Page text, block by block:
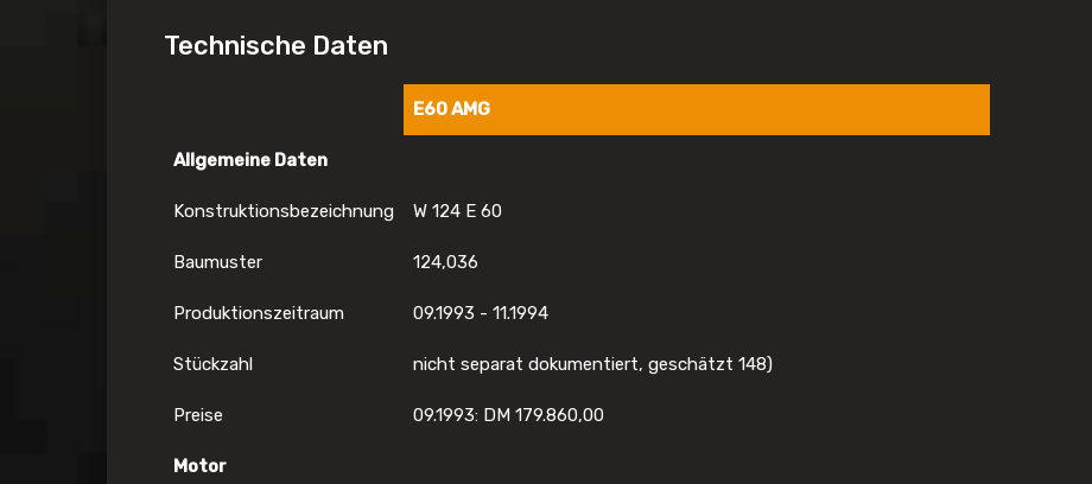
Technische Daten
E60 AMG
Allgemeine Daten
Konstruktionsbezeichnung W 124 E 60
Baumuster 124,036
Produktionszeitraum 09.1993 - 11.1994
Stückzahl nicht separat dokumentiert, geschätzt 148)
Preise 09.1993: DM 179.860,00
Motor